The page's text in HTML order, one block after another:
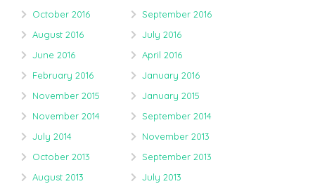
October 2016
September 2016
August 2016
July 2016
June 2016
April 2016
February 2016
January 2016
November 2015
January 2015
November 2014
September 2014
July 2014
November 2013
October 2013
September 2013
August 2013
July 2013